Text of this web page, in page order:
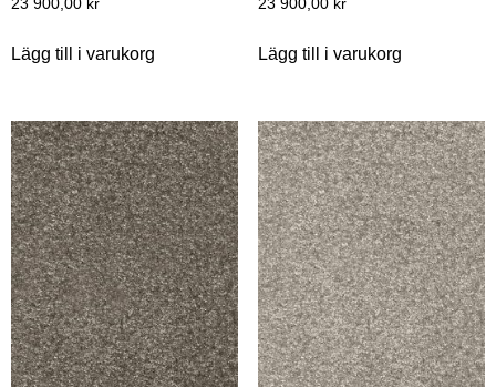
23 900,00 kr
Lägg till i varukorg
23 900,00 kr
Lägg till i varukorg